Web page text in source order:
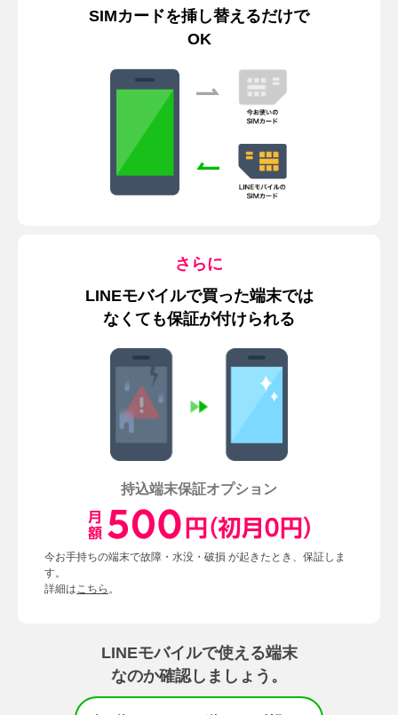
本キャンペーンは弊社が独自に行うものであり、Twitter, Inc.とは関係ありせ
Twitterおよび開発するアプリケーションの動作環境、インターネット接続環
が責任を負うものではありません。
本キャンペーンはLINEモバイル株式会社が行っております。
本キャンペーンの内容につきましては、予告なく変更される場合がありま
す。あらかじめご了承ください。
個人情報の取り扱いに関しては、弊社の
SIMカードを挿し替えるだけで
OK
さらに
LINEモバイルで買った端末では
なくても保証が付けられる
持込端末保証オプション
今お手持ちの端末で故障・水没・破損 が起きたとき、保証しま
す。
詳細は こちら 。
LINEモバイルで使える端末
なのか確認しましょう。